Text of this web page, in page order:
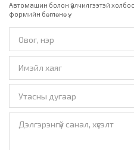
Автомашин болон үйлчилгээтэй
формийн бөглөнө үү.